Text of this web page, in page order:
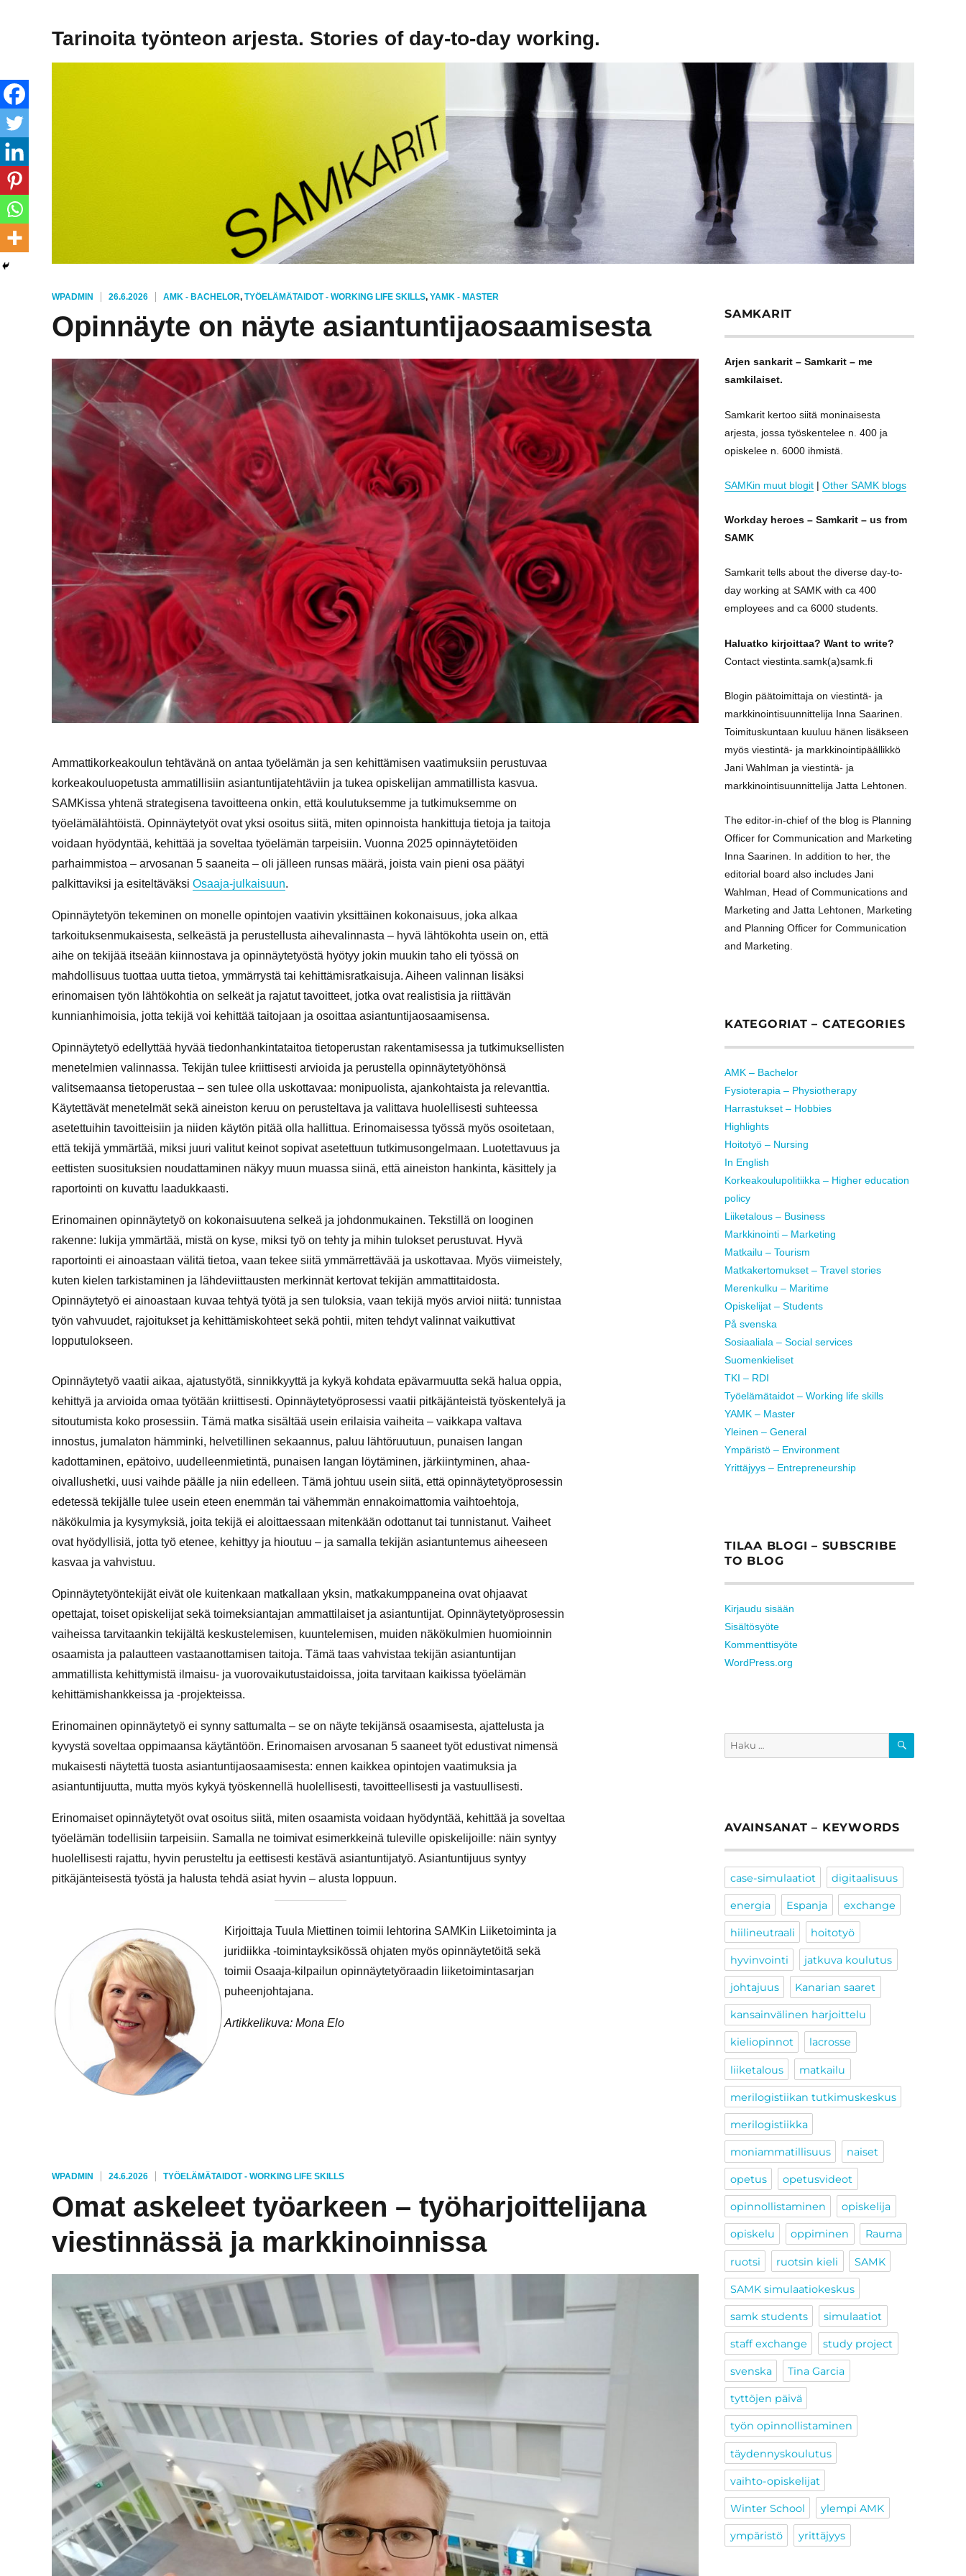
Tarinoita työnteon arjesta. Stories of day-to-day working.
KIRJOITTAJA
WPADMIN JULKAISTU
26.6.2026 KATEGORIAT
AMK - BACHELOR, TYÖELÄMÄTAIDOT - WORKING LIFE SKILLS, YAMK - MASTER
Opinnäyte on näyte asiantuntijaosaamisesta
Ammattikorkeakoulun tehtävänä on antaa työelämän ja sen kehittämisen vaatimuksiin perustuvaa
korkeakouluopetusta ammatillisiin asiantuntijatehtäviin ja tukea opiskelijan ammatillista kasvua.
SAMKissa yhtenä strategisena tavoitteena onkin, että koulutuksemme ja tutkimuksemme on
työelämälähtöistä. Opinnäytetyöt ovat yksi osoitus siitä, miten opinnoista hankittuja tietoja ja taitoja
voidaan hyödyntää, kehittää ja soveltaa työelämän tarpeisiin. Vuonna 2025 opinnäytetöiden
parhaimmistoa – arvosanan 5 saaneita – oli jälleen runsas määrä, joista vain pieni osa päätyi
palkittaviksi ja esiteltäväksi Osaaja-julkaisuun.
Opinnäytetyön tekeminen on monelle opintojen vaativin yksittäinen kokonaisuus, joka alkaa
tarkoituksenmukaisesta, selkeästä ja perustellusta aihevalinnasta – hyvä lähtökohta usein on, että
aihe on tekijää itseään kiinnostava ja opinnäytetyöstä hyötyy jokin muukin taho eli työssä on
mahdollisuus tuottaa uutta tietoa, ymmärrystä tai kehittämisratkaisuja. Aiheen valinnan lisäksi
erinomaisen työn lähtökohtia on selkeät ja rajatut tavoitteet, jotka ovat realistisia ja riittävän
kunnianhimoisia, jotta tekijä voi kehittää taitojaan ja osoittaa asiantuntijaosaamisensa.
Opinnäytetyö edellyttää hyvää tiedonhankintataitoa tietoperustan rakentamisessa ja tutkimuksellisten
menetelmien valinnassa. Tekijän tulee kriittisesti arvioida ja perustella opinnäytetyöhönsä
valitsemaansa tietoperustaa – sen tulee olla uskottavaa: monipuolista, ajankohtaista ja relevanttia.
Käytettävät menetelmät sekä aineiston keruu on perusteltava ja valittava huolellisesti suhteessa
asetettuihin tavoitteisiin ja niiden käytön pitää olla hallittua. Erinomaisessa työssä myös osoitetaan,
että tekijä ymmärtää, miksi juuri valitut keinot sopivat asetettuun tutkimusongelmaan. Luotettavuus ja
eettisten suosituksien noudattaminen näkyy muun muassa siinä, että aineiston hankinta, käsittely ja
raportointi on kuvattu laadukkaasti.
Erinomainen opinnäytetyö on kokonaisuutena selkeä ja johdonmukainen. Tekstillä on looginen
rakenne: lukija ymmärtää, mistä on kyse, miksi työ on tehty ja mihin tulokset perustuvat. Hyvä
raportointi ei ainoastaan välitä tietoa, vaan tekee siitä ymmärrettävää ja uskottavaa. Myös viimeistely,
kuten kielen tarkistaminen ja lähdeviittausten merkinnät kertovat tekijän ammattitaidosta.
Opinnäytetyö ei ainoastaan kuvaa tehtyä työtä ja sen tuloksia, vaan tekijä myös arvioi niitä: tunnistaa
työn vahvuudet, rajoitukset ja kehittämiskohteet sekä pohtii, miten tehdyt valinnat vaikuttivat
lopputulokseen.
Opinnäytetyö vaatii aikaa, ajatustyötä, sinnikkyyttä ja kykyä kohdata epävarmuutta sekä halua oppia,
kehittyä ja arvioida omaa työtään kriittisesti. Opinnäytetyöprosessi vaatii pitkäjänteistä työskentelyä ja
sitoutumista koko prosessiin. Tämä matka sisältää usein erilaisia vaiheita – vaikkapa valtava
innostus, jumalaton hämminki, helvetillinen sekaannus, paluu lähtöruutuun, punaisen langan
kadottaminen, epätoivo, uudelleenmietintä, punaisen langan löytäminen, järkiintyminen, ahaa-
oivallushetki, uusi vaihde päälle ja niin edelleen. Tämä johtuu usein siitä, että opinnäytetyöprosessin
edetessä tekijälle tulee usein eteen enemmän tai vähemmän ennakoimattomia vaihtoehtoja,
näkökulmia ja kysymyksiä, joita tekijä ei aloittaessaan mitenkään odottanut tai tunnistanut. Vaiheet
ovat hyödyllisiä, jotta työ etenee, kehittyy ja hioutuu – ja samalla tekijän asiantuntemus aiheeseen
kasvaa ja vahvistuu.
Opinnäytetyöntekijät eivät ole kuitenkaan matkallaan yksin, matkakumppaneina ovat ohjaavat
opettajat, toiset opiskelijat sekä toimeksiantajan ammattilaiset ja asiantuntijat. Opinnäytetyöprosessin
vaiheissa tarvitaankin tekijältä keskustelemisen, kuuntelemisen, muiden näkökulmien huomioinnin
osaamista ja palautteen vastaanottamisen taitoja. Tämä taas vahvistaa tekijän asiantuntijan
ammatillista kehittymistä ilmaisu- ja vuorovaikutustaidoissa, joita tarvitaan kaikissa työelämän
kehittämishankkeissa ja -projekteissa.
Erinomainen opinnäytetyö ei synny sattumalta – se on näyte tekijänsä osaamisesta, ajattelusta ja
kyvystä soveltaa oppimaansa käytäntöön. Erinomaisen arvosanan 5 saaneet työt edustivat nimensä
mukaisesti näytettä tuosta asiantuntijaosaamisesta: ennen kaikkea opintojen vaatimuksia ja
asiantuntijuutta, mutta myös kykyä työskennellä huolellisesti, tavoitteellisesti ja vastuullisesti.
Erinomaiset opinnäytetyöt ovat osoitus siitä, miten osaamista voidaan hyödyntää, kehittää ja soveltaa
työelämän todellisiin tarpeisiin. Samalla ne toimivat esimerkkeinä tuleville opiskelijoille: näin syntyy
huolellisesti rajattu, hyvin perusteltu ja eettisesti kestävä asiantuntijatyö. Asiantuntijuus syntyy
pitkäjänteisestä työstä ja halusta tehdä asiat hyvin – alusta loppuun.
Kirjoittaja Tuula Miettinen toimii lehtorina SAMKin Liiketoiminta ja
juridiikka -toimintayksikössä ohjaten myös opinnäytetöitä sekä
toimii Osaaja-kilpailun opinnäytetyöraadin liiketoimintasarjan
puheenjohtajana.
Artikkelikuva: Mona Elo
KIRJOITTAJA
WPADMIN JULKAISTU
24.6.2026 KATEGORIAT
TYÖELÄMÄTAIDOT - WORKING LIFE SKILLS
Omat askeleet työarkeen – työharjoittelijana
viestinnässä ja markkinoinnissa
SAMKARIT
Arjen sankarit – Samkarit – me
samkilaiset.
Samkarit kertoo siitä moninaisesta
arjesta, jossa työskentelee n. 400 ja
opiskelee n. 6000 ihmistä.
SAMKin muut blogit | Other SAMK blogs
Workday heroes – Samkarit – us from
SAMK
Samkarit tells about the diverse day-to-
day working at SAMK with ca 400
employees and ca 6000 students.
Haluatko kirjoittaa? Want to write?
Contact viestinta.samk(a)samk.fi
Blogin päätoimittaja on viestintä- ja
markkinointisuunnittelija Inna Saarinen.
Toimituskuntaan kuuluu hänen lisäkseen
myös viestintä- ja markkinointipäällikkö
Jani Wahlman ja viestintä- ja
markkinointisuunnittelija Jatta Lehtonen.
The editor-in-chief of the blog is Planning
Officer for Communication and Marketing
Inna Saarinen. In addition to her, the
editorial board also includes Jani
Wahlman, Head of Communications and
Marketing and Jatta Lehtonen, Marketing
and Planning Officer for Communication
and Marketing.
KATEGORIAT – CATEGORIES
AMK – Bachelor
Fysioterapia – Physiotherapy
Harrastukset – Hobbies
Highlights
Hoitotyö – Nursing
In English
Korkeakoulupolitiikka – Higher education
policy
Liiketalous – Business
Markkinointi – Marketing
Matkailu – Tourism
Matkakertomukset – Travel stories
Merenkulku – Maritime
Opiskelijat – Students
På svenska
Sosiaaliala – Social services
Suomenkieliset
TKI – RDI
Työelämätaidot – Working life skills
YAMK – Master
Yleinen – General
Ympäristö – Environment
Yrittäjyys – Entrepreneurship
TILAA BLOGI – SUBSCRIBE
TO BLOG
Kirjaudu sisään
Sisältösyöte
Kommenttisyöte
WordPress.org
Etsi: HAKU
AVAINSANAT – KEYWORDS
case-simulaatiot digitaalisuus
energia Espanja exchange
hiilineutraali hoitotyö
hyvinvointi jatkuva koulutus
johtajuus Kanarian saaret
kansainvälinen harjoittelu
kieliopinnot lacrosse
liiketalous matkailu
merilogistiikan tutkimuskeskus
merilogistiikka
moniammatillisuus naiset
opetus opetusvideot
opinnollistaminen opiskelija
opiskelu oppiminen Rauma
ruotsi ruotsin kieli SAMK
SAMK simulaatiokeskus
samk students simulaatiot
staff exchange study project
svenska Tina Garcia
tyttöjen päivä
työn opinnollistaminen
täydennyskoulutus
vaihto-opiskelijat
Winter School ylempi AMK
ympäristö yrittäjyys